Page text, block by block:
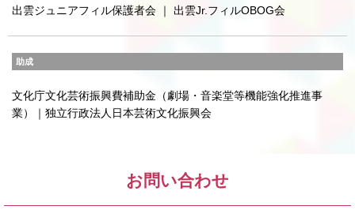
出雲ジュニアフィル保護者会 ｜ 出雲Jr.フィルOBOG会
助成
文化庁文化芸術振興費補助金（劇場・音楽堂等機能強化推進事
業）｜独立行政法人日本芸術文化振興会
お問い合わせ